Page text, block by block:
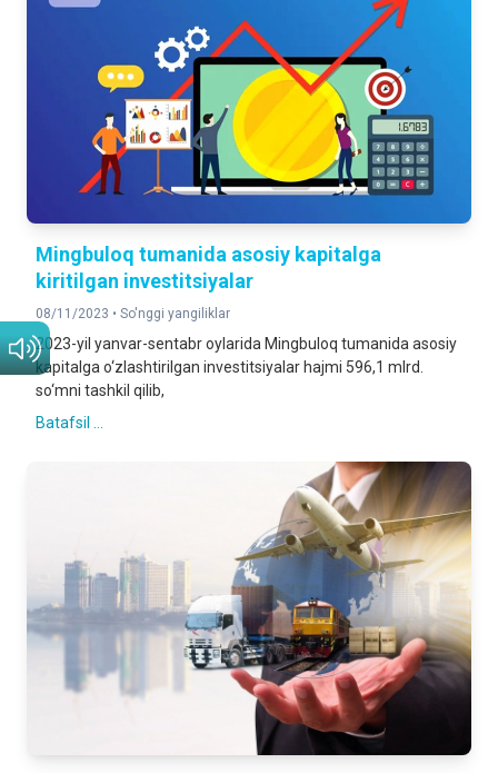
Mingbuloq tumanida asosiy kapitalga
kiritilgan investitsiyalar
08/11/2023 • So'nggi yangiliklar
2023-yil yanvar-sentabr oylarida Mingbuloq tumanida asosiy
kapitalga o‘zlashtirilgan investitsiyalar hajmi 596,1 mlrd.
so‘mni tashkil qilib,
Batafsil ...